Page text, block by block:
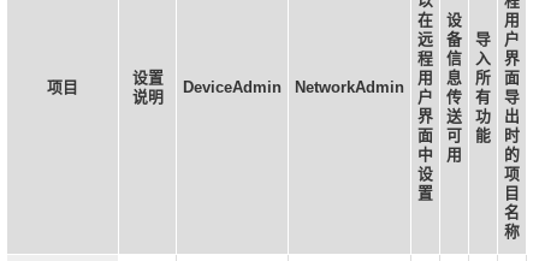
项目
设置
说明
DeviceAdmin NetworkAdmin
在
远
程
用
户
界
面
中
设
置
设
备
信
息
传
送
可
用
导
入
所
有
功
能
用
户
界
面
导
出
时
的
项
目
名
称